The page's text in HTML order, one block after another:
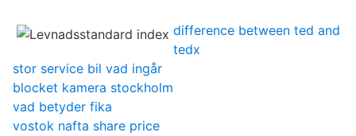
difference between ted and
tedx
stor service bil vad ingår
blocket kamera stockholm
vad betyder fika
vostok nafta share price